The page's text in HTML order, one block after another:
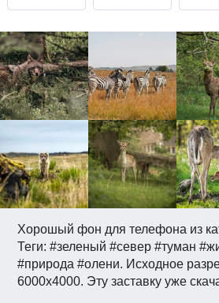
Хорошый фон для телефона из
Теги: #зеленый #север #туман
#природа #олени. Исходное
6000x4000. Эту заставку уже